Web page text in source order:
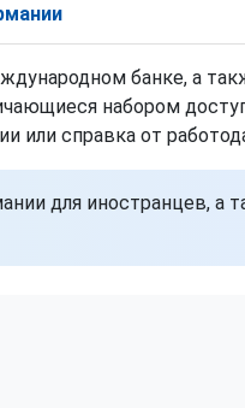
банке, а
набором
или справка от
для иностранцев,